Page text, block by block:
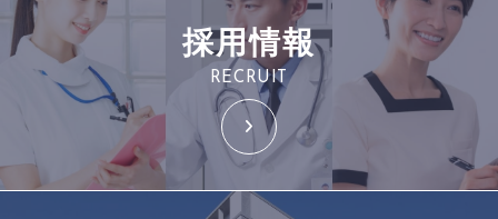
採用情報
RECRUIT